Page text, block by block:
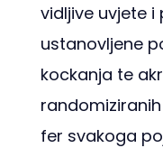
vidljive uvjete i
ustanovljene
kockanja te
fer svakoga